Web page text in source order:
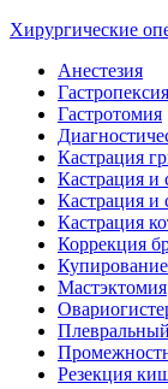
Хирургические
Анестезия
Гастропексия
Гастротомия
Кастрация
Кастрация и
Кастрация и
Кастрация
Коррекция
Мастэктомия
Резекция